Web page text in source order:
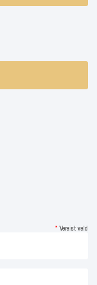
* Vereist veld